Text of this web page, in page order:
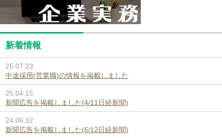
新着情報
25.07.23
中途採用(営業職)の情報を掲載しました
25.04.15
新聞広告を掲載しました(4/11日経新聞)
24.06.12
新聞広告を掲載しました(6/12日経新聞)